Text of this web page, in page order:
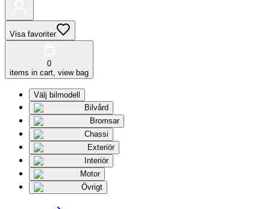
Visa favoriter
0
items in cart, view bag
Välj bilmodell
Bilvård
Bromsar
Chassi
Exteriör
Interiör
Motor
Övrigt